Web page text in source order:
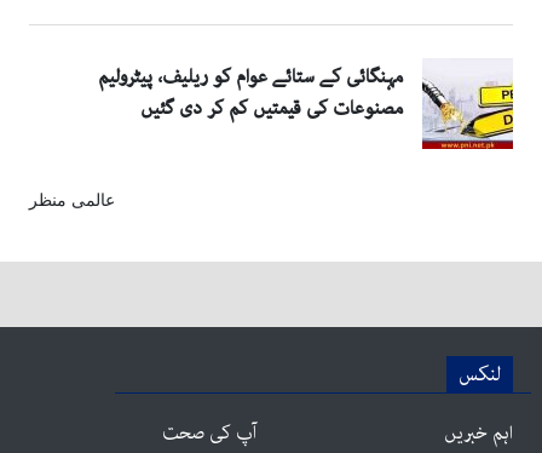
عالمی منظر
لنکس
اہم خبریں
آپ کی صحت